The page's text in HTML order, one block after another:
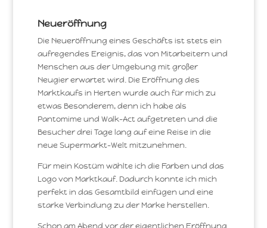
Neueröffnung
Die Neueröffnung eines Geschäfts ist stets ein
aufregendes Ereignis, das von Mitarbeitern und
Menschen aus der Umgebung mit großer
Neugier erwartet wird. Die Eröffnung des
Marktkaufs in Herten wurde auch für mich zu
etwas Besonderem, denn ich habe als
Pantomime und Walk-Act aufgetreten und die
Besucher drei Tage lang auf eine Reise in die
neue Supermarkt-Welt mitzunehmen.
Für mein Kostüm wählte ich die Farben und das
Logo von Marktkauf. Dadurch konnte ich mich
perfekt in das Gesamtbild einfügen und eine
starke Verbindung zu der Marke herstellen.
Schon am Abend vor der eigentlichen Eröffnung